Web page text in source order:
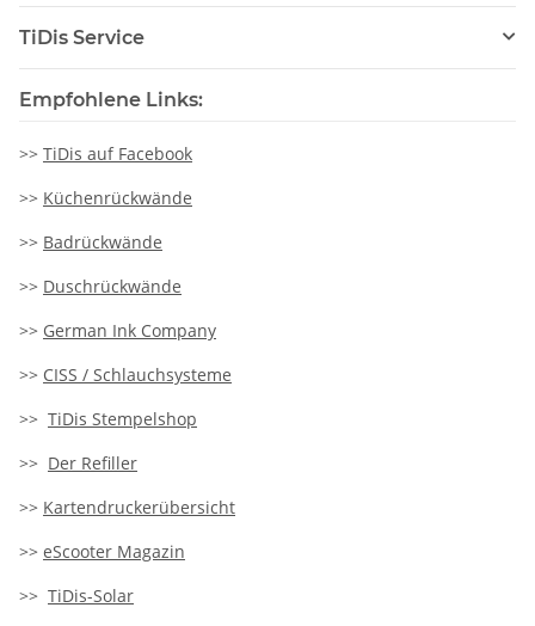
TiDis Service
Empfohlene Links:
>> TiDis auf Facebook
>> Küchenrückwände
>> Badrückwände
>> Duschrückwände
>> German Ink Company
>> CISS / Schlauchsysteme
>> TiDis Stempelshop
>> Der Refiller
>> Kartendruckerübersicht
>> eScooter Magazin
>> TiDis-Solar